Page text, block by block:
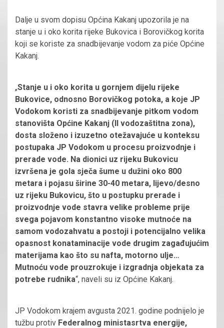
Dalje u svom dopisu Općina Kakanj upozorila je na
stanje u i oko korita rijeke Bukovica i Borovičkog korita
koji se koriste za snadbijevanje vodom za piće Općine
Kakanj.
„Stanje u i oko korita u gornjem dijelu rijeke
Bukovice, odnosno Borovičkog potoka, a koje JP
Vodokom koristi za snadbijevanje pitkom vodom
stanovišta Općine Kakanj (II vodozaštitna zona),
dosta složeno i izuzetno otežavajuće u konteksu
postupaka JP Vodokom u procesu proizvodnje i
prerade vode. Na dionici uz rijeku Bukovicu
izvršena je gola sječa šume u dužini oko 800
metara i pojasu širine 30-40 metara, lijevo/desno
uz rijeku Bukovicu, što u postupku prerade i
proizvodnje vode stavra velike probleme prije
svega pojavom konstantno visoke mutnoće na
samom vodozahvatu a postoji i potencijalno velika
opasnost konataminacije vode drugim zagađujućim
materijama kao što su nafta, motorno ulje…
Mutnoću vode prouzrokuje i izgradnja objekata za
potrebe rudnika“, naveli su iz Općine Kakanj.
JP Vodokom krajem avgusta 2021. godine podnijelo je
tužbu protiv Federalnog ministasrtva energije,